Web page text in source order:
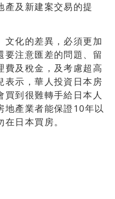
產及新建案交易的提
文化的差異，必須更加
要注意匯差的問題、留
費及稅金，及考慮超高
表示，華人投資日本房
買到很難轉手給日本人
地產業者能保證10年以
日本買房。